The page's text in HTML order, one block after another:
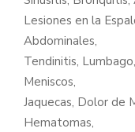
Lesiones en la
Abdominales,
Tendinitis,
Meniscos,
Jaquecas, Dolor de
Hematomas,